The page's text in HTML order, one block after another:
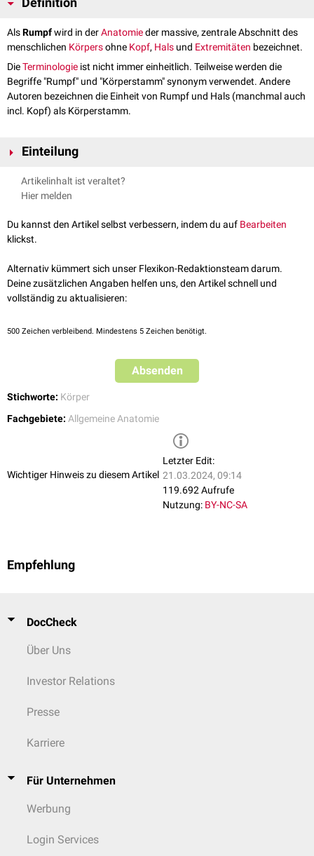
Definition
AlsRumpfwird in derAnatomieder massive, zentrale Abschnitt des
menschlichen Körpersohne Kopf, Hals und Extremitäten bezeichnet.
DieTerminologie ist nicht immer einheitlich. Teilweise werden die
Begriffe "Rumpf" und "Körperstamm" synonym verwendet. Andere
Autoren bezeichnen die Einheit von Rumpf und Hals (manchmal auch
incl. Kopf) als Körperstamm.
Einteilung
Man kann den Rumpf weiter untergliedern in:
Pectus(Brust) bzw.
Dorsum(Rücken)
Pelvis
Artikelinhalt ist veraltet?
Hier melden
Du kannst den Artikel selbst verbessern, indem du auf Bearbeiten
klickst.
Alternativ kümmert sich unser Flexikon-Redaktionsteam darum.
Deine zusätzlichen Angaben helfen uns, den Artikel schnell und
vollständig zu aktualisieren:
500 Zeichen verbleibend. Mindestens 5 Zeichen benötigt.
Absenden
Stichworte: Körper
Fachgebiete: Allgemeine Anatomie
Wichtiger Hinweis zu diesem Artikel
Letzter Edit:
21.03.2024, 09:14
119.692 Aufrufe
Nutzung: BY-NC-SA
Empfehlung
DocCheck
Über Uns
Investor Relations
Presse
Karriere
Für Unternehmen
Werbung
Login Services